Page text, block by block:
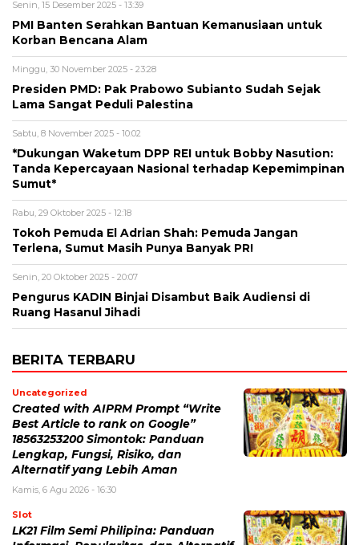
Senin, 15 Desember 2025 - 13:39
PMI Banten Serahkan Bantuan Kemanusiaan untuk
Korban Bencana Alam
Minggu, 30 November 2025 - 23:28
Presiden PMD: Pak Prabowo Subianto Sudah Sejak
Lama Sangat Peduli Palestina
Sabtu, 8 November 2025 - 10:02
*Dukungan Waketum DPP REI untuk Bobby Nasution:
Tanda Kepercayaan Nasional terhadap Kepemimpinan
Sumut*
Rabu, 29 Oktober 2025 - 12:18
Tokoh Pemuda El Adrian Shah: Pemuda Jangan
Terlena, Sumut Masih Punya Banyak PR!
Senin, 20 Oktober 2025 - 20:07
Pengurus KADIN Binjai Disambut Baik Audiensi di
Ruang Hasanul Jihadi
BERITA TERBARU
Uncategorized
Created with AIPRM Prompt “Write
Best Article to rank on Google”
18563253200 Simontok: Panduan
Lengkap, Fungsi, Risiko, dan
Alternatif yang Lebih Aman
Kamis, 6 Agu 2026 - 16:30
Slot
LK21 Film Semi Philipina: Panduan